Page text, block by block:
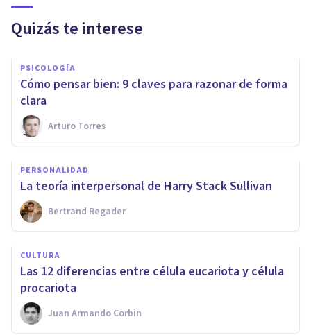
Quizás te interese
PSICOLOGÍA
Cómo pensar bien: 9 claves para razonar de forma
clara
Arturo Torres
PERSONALIDAD
La teoría interpersonal de Harry Stack Sullivan
Bertrand Regader
CULTURA
Las 12 diferencias entre célula eucariota y célula
procariota
Juan Armando Corbin